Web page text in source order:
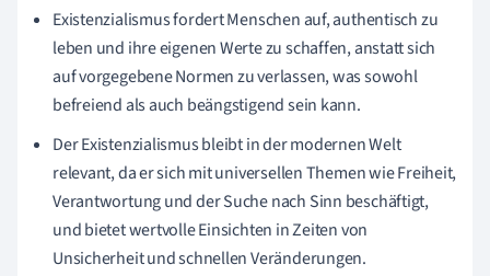
Existenzialismus fordert Menschen auf, authentisch zu
leben und ihre eigenen Werte zu schaffen, anstatt sich
auf vorgegebene Normen zu verlassen, was sowohl
befreiend als auch beängstigend sein kann.
Der Existenzialismus bleibt in der modernen Welt
relevant, da er sich mit universellen Themen wie Freiheit,
Verantwortung und der Suche nach Sinn beschäftigt,
und bietet wertvolle Einsichten in Zeiten von
Unsicherheit und schnellen Veränderungen.